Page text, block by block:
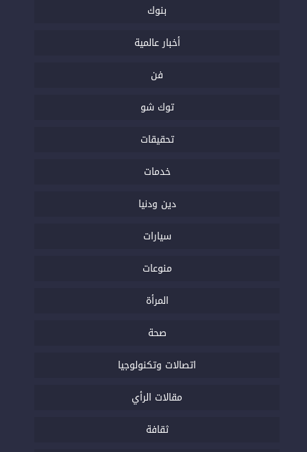
بنوك
أخبار عالمية
فن
توك شو
تحقيقات
خدمات
دين ودنيا
سيارات
منوعات
المرأة
صحة
اتصالات وتكنولوجيا
مقالات الرأي
ثقافة